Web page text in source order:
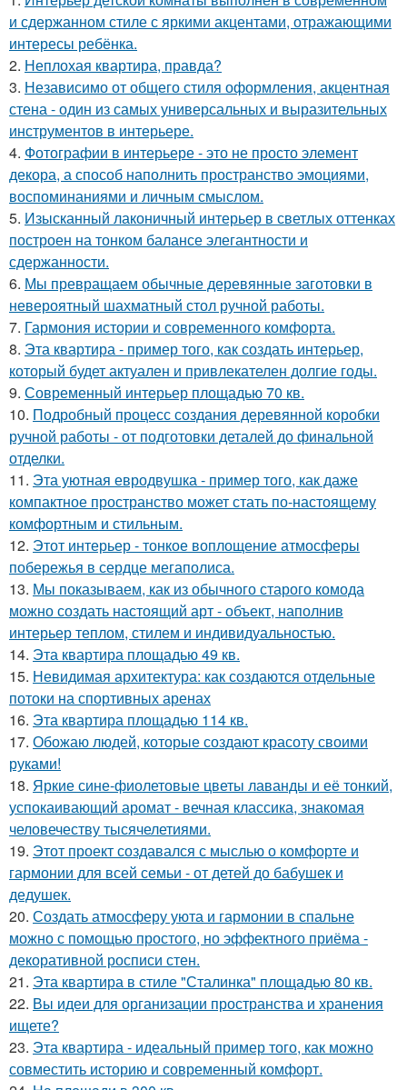
и сдержанном стиле с яркими акцентами, отражающими
интересы ребёнка.
2. Неплохая квартира, правда?
3. Независимо от общего стиля оформления, акцентная
стена - один из самых универсальных и выразительных
инструментов в интерьере.
4. Фотографии в интерьере - это не просто элемент
декора, а способ наполнить пространство эмоциями,
воспоминаниями и личным смыслом.
5. Изысканный лаконичный интерьер в светлых оттенках
построен на тонком балансе элегантности и
сдержанности.
6. Мы превращаем обычные деревянные заготовки в
невероятный шахматный стол ручной работы.
7. Гармония истории и современного комфорта.
8. Эта квартира - пример того, как создать интерьер,
который будет актуален и привлекателен долгие годы.
9. Современный интерьер площадью 70 кв.
10. Подробный процесс создания деревянной коробки
ручной работы - от подготовки деталей до финальной
отделки.
11. Эта уютная евродвушка - пример того, как даже
компактное пространство может стать по-настоящему
комфортным и стильным.
12. Этот интерьер - тонкое воплощение атмосферы
побережья в сердце мегаполиса.
13. Мы показываем, как из обычного старого комода
можно создать настоящий арт - объект, наполнив
интерьер теплом, стилем и индивидуальностью.
14. Эта квартира площадью 49 кв.
15. Невидимая архитектура: как создаются отдельные
потоки на спортивных аренах
16. Эта квартира площадью 114 кв.
17. Обожаю людей, которые создают красоту своими
руками!
18. Яркие сине-фиолетовые цветы лаванды и её тонкий,
успокаивающий аромат - вечная классика, знакомая
человечеству тысячелетиями.
19. Этот проект создавался с мыслью о комфорте и
гармонии для всей семьи - от детей до бабушек и
дедушек.
20. Создать атмосферу уюта и гармонии в спальне
можно с помощью простого, но эффектного приёма -
декоративной росписи стен.
21. Эта квартира в стиле "Сталинка" площадью 80 кв.
22. Вы идеи для организации пространства и хранения
ищете?
23. Эта квартира - идеальный пример того, как можно
совместить историю и современный комфорт.